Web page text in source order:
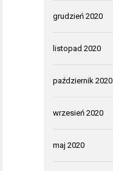
grudzień 2020
listopad 2020
październik 2020
wrzesień 2020
maj 2020